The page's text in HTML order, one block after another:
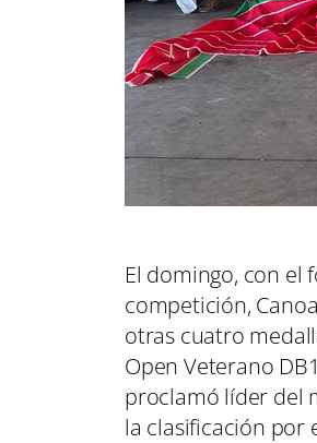
El domingo, con
competición,
otras cuatro
Open Veterano
proclamó líder del
la clasificación por